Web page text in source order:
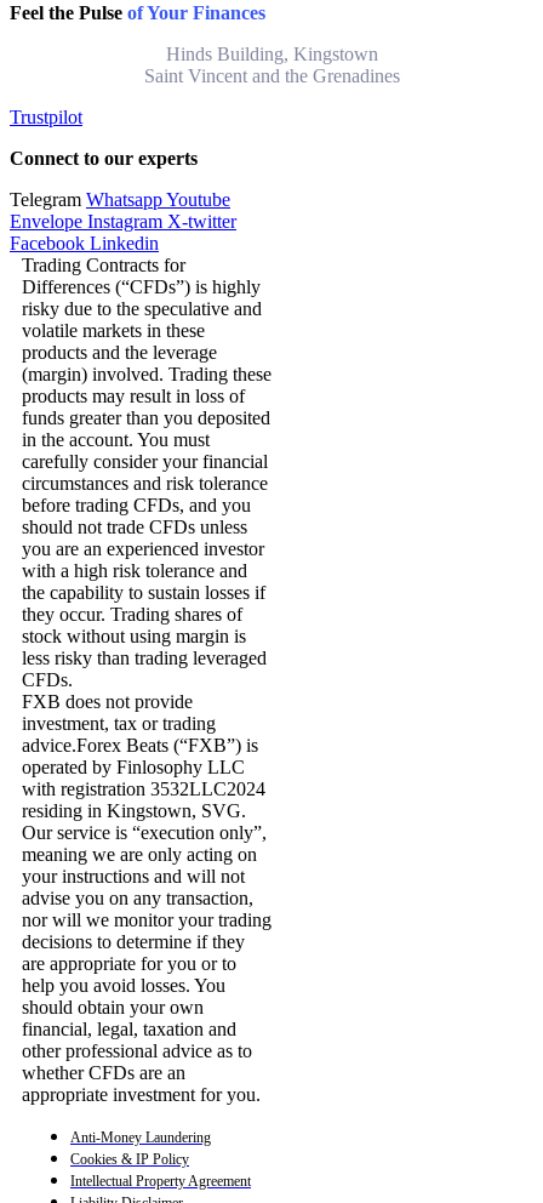
Feel the Pulse of Your Finances
Hinds Building, Kingstown
Saint Vincent and the Grenadines
Trustpilot
Connect to our experts
Telegram WhatsappYoutube
Envelope Instagram X-twitter
Facebook Linkedin
Trading Contracts for
Differences (“CFDs”) is highly
risky due to the speculative and
volatile markets in these
products and the leverage
(margin) involved. Trading these
products may result in loss of
funds greater than you deposited
in the account. You must
carefully consider your financial
circumstances and risk tolerance
before trading CFDs, and you
should not trade CFDs unless
you are an experienced investor
with a high risk tolerance and
the capability to sustain losses if
they occur. Trading shares of
stock without using margin is
less risky than trading leveraged
CFDs.
FXB does not provide
investment, tax or trading
advice.Forex Beats (“FXB”) is
operated by Finlosophy LLC
with registration 3532LLC2024
residing in Kingstown, SVG.
Our service is “execution only”,
meaning we are only acting on
your instructions and will not
advise you on any transaction,
nor will we monitor your trading
decisions to determine if they
are appropriate for you or to
help you avoid losses. You
should obtain your own
financial, legal, taxation and
other professional advice as to
whether CFDs are an
appropriate investment for you.
Anti-Money Laundering
Cookies & IP Policy
Intellectual Property Agreement